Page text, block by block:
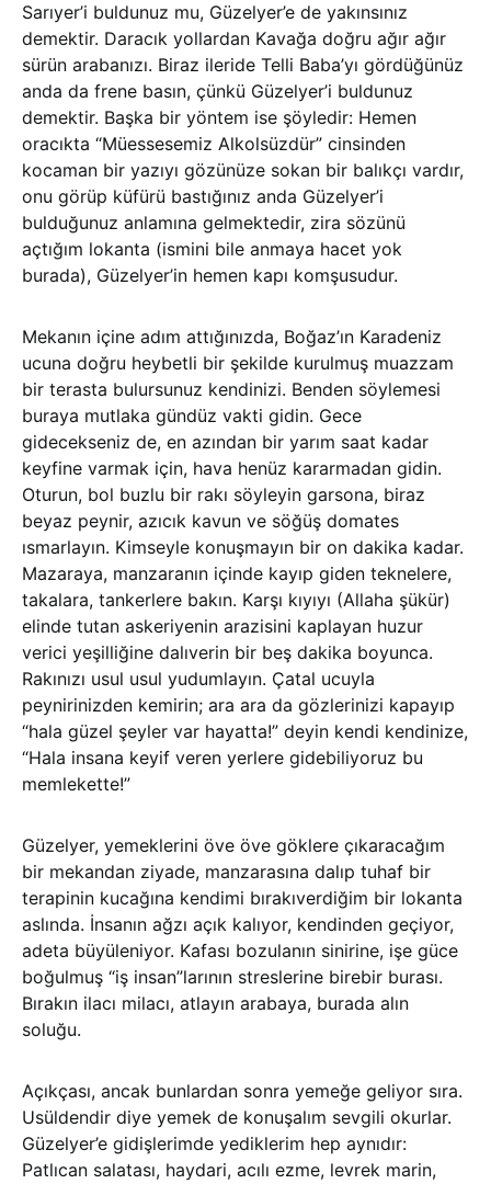
Sarıyer’i buldunuz mu, Güzelyer’e de yakınsınız
demektir. Daracık yollardan Kavağa doğru ağır ağır
sürün arabanızı. Biraz ileride Telli Baba’yı gördüğünüz
anda da frene basın, çünkü Güzelyer’i buldunuz
demektir. Başka bir yöntem ise şöyledir: Hemen
oracıkta “Müessesemiz Alkolsüzdür” cinsinden
kocaman bir yazıyı gözünüze sokan bir balıkçı vardır,
onu görüp küfürü bastığınız anda Güzelyer’i
bulduğunuz anlamına gelmektedir, zira sözünü
açtığım lokanta (ismini bile anmaya hacet yok
burada), Güzelyer’in hemen kapı komşusudur.
Mekanın içine adım attığınızda, Boğaz’ın Karadeniz
ucuna doğru heybetli bir şekilde kurulmuş muazzam
bir terasta bulursunuz kendinizi. Benden söylemesi
buraya mutlaka gündüz vakti gidin. Gece
gidecekseniz de, en azından bir yarım saat kadar
keyfine varmak için, hava henüz kararmadan gidin.
Oturun, bol buzlu bir rakı söyleyin garsona, biraz
beyaz peynir, azıcık kavun ve söğüş domates
ısmarlayın. Kimseyle konuşmayın bir on dakika kadar.
Mazaraya, manzaranın içinde kayıp giden teknelere,
takalara, tankerlere bakın. Karşı kıyıyı (Allaha şükür)
elinde tutan askeriyenin arazisini kaplayan huzur
verici yeşilliğine dalıverin bir beş dakika boyunca.
Rakınızı usul usul yudumlayın. Çatal ucuyla
peynirinizden kemirin; ara ara da gözlerinizi kapayıp
“hala güzel şeyler var hayatta!” deyin kendi kendinize,
“Hala insana keyif veren yerlere gidebiliyoruz bu
memlekette!”
Güzelyer, yemeklerini öve öve göklere çıkaracağım
bir mekandan ziyade, manzarasına dalıp tuhaf bir
terapinin kucağına kendimi bırakıverdiğim bir lokanta
aslında. İnsanın ağzı açık kalıyor, kendinden geçiyor,
adeta büyüleniyor. Kafası bozulanın sinirine, işe güce
boğulmuş “iş insan”larının streslerine birebir burası.
Bırakın ilacı milacı, atlayın arabaya, burada alın
soluğu.
Açıkçası, ancak bunlardan sonra yemeğe geliyor sıra.
Usüldendir diye yemek de konuşalım sevgili okurlar.
Güzelyer’e gidişlerimde yediklerim hep aynıdır:
Patlıcan salatası, haydari, acılı ezme, levrek marin,